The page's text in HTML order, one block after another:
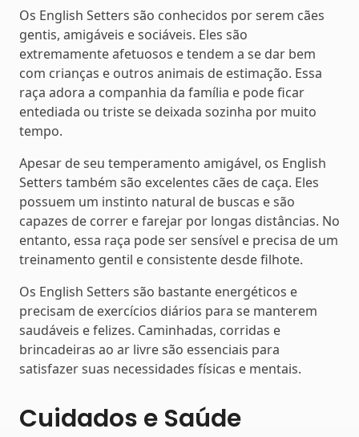
Os English Setters são conhecidos por serem cães
gentis, amigáveis e sociáveis. Eles são
extremamente afetuosos e tendem a se dar bem
com crianças e outros animais de estimação. Essa
raça adora a companhia da família e pode ficar
entediada ou triste se deixada sozinha por muito
tempo.
Apesar de seu temperamento amigável, os English
Setters também são excelentes cães de caça. Eles
possuem um instinto natural de buscas e são
capazes de correr e farejar por longas distâncias. No
entanto, essa raça pode ser sensível e precisa de um
treinamento gentil e consistente desde filhote.
Os English Setters são bastante energéticos e
precisam de exercícios diários para se manterem
saudáveis e felizes. Caminhadas, corridas e
brincadeiras ao ar livre são essenciais para
satisfazer suas necessidades físicas e mentais.
Cuidados e Saúde